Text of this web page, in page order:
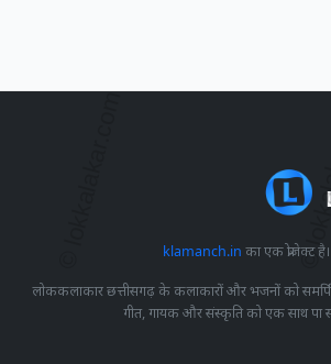
klamanch.in का एक प्रोजेक्ट है।
लोककलाकार छत्तीसगढ़ के कलाकारों और भजनों को
गीत, गायक और संस्कृति को एक साथ पा